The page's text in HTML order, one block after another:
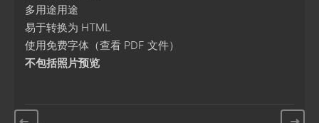
多用途用途
易于转换为 HTML
使用免费字体（查看 PDF 文件）
不包括照片预览